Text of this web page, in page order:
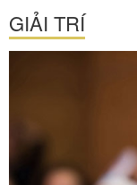
GIẢI TRÍ